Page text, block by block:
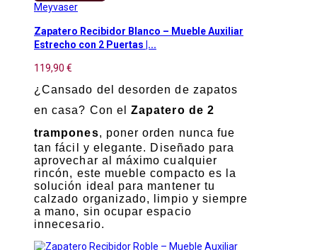
Meyvaser
Zapatero Recibidor Blanco – Mueble Auxiliar
Estrecho con 2 Puertas |...
119,90 €
¿Cansado del desorden de zapatos
en casa? Con elZapatero de 2
trampones, poner orden nunca fue
tan fácil y elegante. Diseñado para
aprovechar al máximo cualquier
rincón, este mueble compacto es la
solución ideal para mantener tu
calzado organizado, limpio y siempre
a mano, sin ocupar espacio
innecesario.